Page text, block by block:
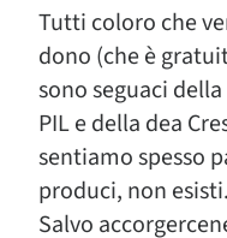
Tutti coloro che
dono (che è
sono seguaci
PIL e della dea
sentiamo spesso
produci, non esisti.
Salvo